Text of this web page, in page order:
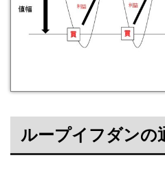
ループイフダンの